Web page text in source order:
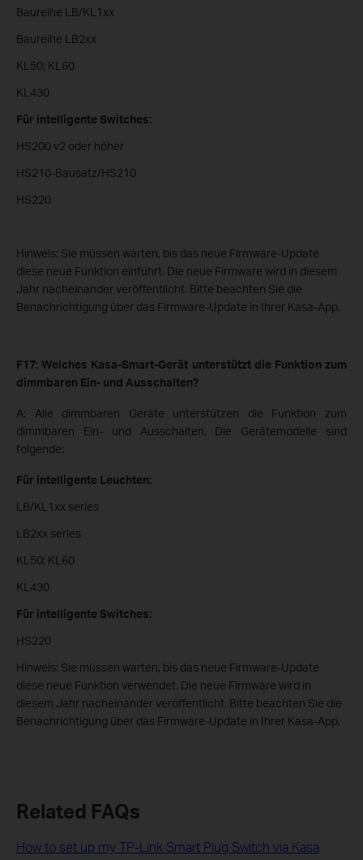
Baureihe LB/KL1xx
Baureihe LB2xx
KL50; KL60
KL430
Für intelligente Switches:
HS200 v2 oder höher
HS210-Bausatz/HS210
HS220
Hinweis: Sie müssen warten, bis das neue Firmware-Update
diese neue Funktion einführt. Die neue Firmware wird in diesem
Jahr nacheinander veröffentlicht. Bitte beachten Sie die
Benachrichtigung über das Firmware-Update in Ihrer Kasa-App.
F17: Welches Kasa-Smart-Gerät unterstützt die Funktion zum
dimmbaren Ein- und Ausschalten?
A: Alle dimmbaren Geräte unterstützen die Funktion zum
dimmbaren Ein- und Ausschalten. Die Gerätemodelle sind
folgende:
Für intelligente Leuchten:
LB/KL1xx series
LB2xx series
KL50; KL60
KL430
Für intelligente Switches:
HS220
Hinweis: Sie müssen warten, bis das neue Firmware-Update
diese neue Funktion verwendet. Die neue Firmware wird in
diesem Jahr nacheinander veröffentlicht. Bitte beachten Sie die
Benachrichtigung über das Firmware-Update in Ihrer Kasa-App.
Related FAQs
How to set up my TP-Link Smart Plug Switch via Kasa